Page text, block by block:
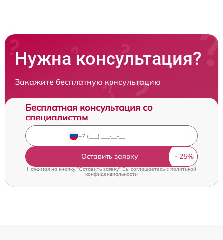
Нужна консультация?
Закажите бесплатную консультацию
Бесплатная консультация со
специалистом
Оставить заявку
Нажимая на кнопку "Оставить заявку" Вы соглашаетесь cполитикой
конфиденциальности